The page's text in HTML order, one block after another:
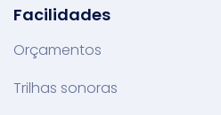
Facilidades
Orçamentos
Trilhas sonoras